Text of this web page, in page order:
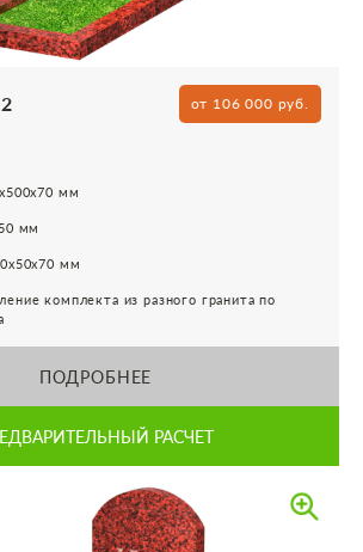
от 106 000 руб.
мм
мм
мм
комплекта из разного гранита по
ПОДРОБНЕЕ
РАСЧЕТ